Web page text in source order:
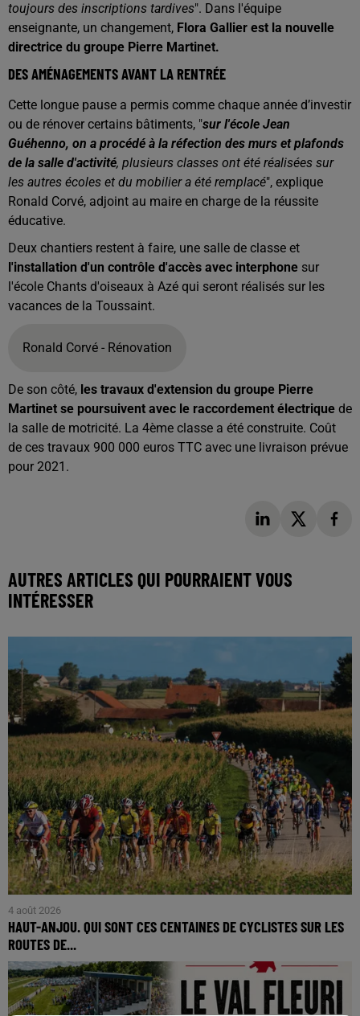
toujours des inscriptions tardives". Dans l'équipe
enseignante, un changement, Flora Gallier est la nouvelle
directrice du groupe Pierre Martinet.
DES AMÉNAGEMENTS AVANT LA RENTRÉE
Cette longue pause a permis comme chaque année d’investir
ou de rénover certains bâtiments, "sur l'école Jean
Guéhenno, on a procédé à la réfection des murs et plafonds
de la salle d'activité, plusieurs classes ont été réalisées sur
les autres écoles et du mobilier a été remplacé", explique
Ronald Corvé, adjoint au maire en charge de la réussite
éducative.
Deux chantiers restent à faire, une salle de classe et
l'installation d'un contrôle d'accès avec interphone sur
l'école Chants d'oiseaux à Azé qui seront réalisés sur les
vacances de la Toussaint.
Ronald Corvé - Rénovation
De son côté, les travaux d'extension du groupe Pierre
Martinet se poursuivent avec le raccordement électrique de
la salle de motricité. La 4ème classe a été construite. Coût
de ces travaux 900 000 euros TTC avec une livraison prévue
pour 2021.
AUTRES ARTICLES QUI POURRAIENT VOUS
INTÉRESSER
4 août 2026
HAUT-ANJOU. QUI SONT CES CENTAINES DE CYCLISTES SUR LES
ROUTES DE...